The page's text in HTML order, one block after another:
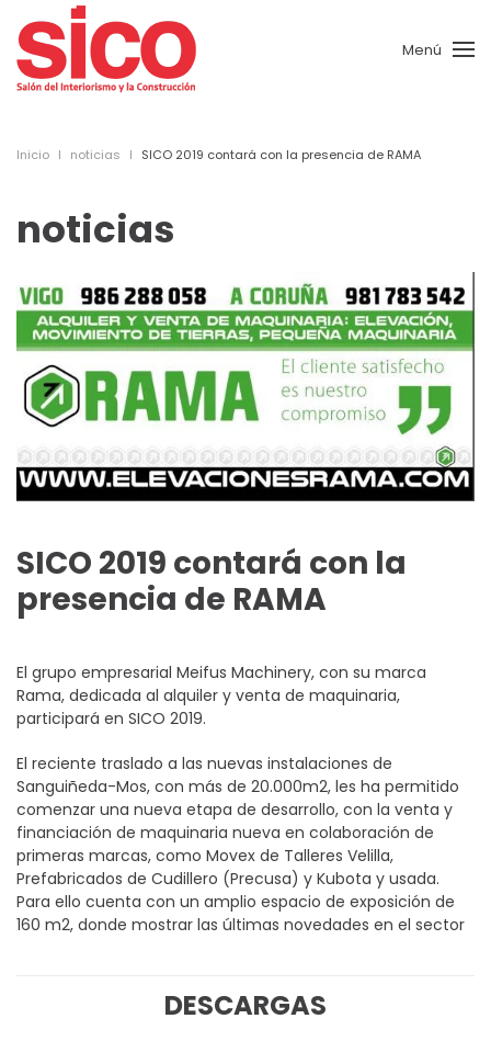
Skip to main content
Menú
Inicio noticias SICO 2019 contará con la presencia de RAMA
noticias
SICO 2019 contará con la
presencia de RAMA
El grupo empresarial Meifus Machinery, con su marca
Rama, dedicada al alquiler y venta de maquinaria,
participará en SICO 2019.
El reciente traslado a las nuevas instalaciones de
Sanguiñeda-Mos, con más de 20.000m2, les ha permitido
comenzar una nueva etapa de desarrollo, con la venta y
financiación de maquinaria nueva en colaboración de
primeras marcas, como Movex de Talleres Velilla,
Prefabricados de Cudillero (Precusa) y Kubota y usada.
Para ello cuenta con un amplio espacio de exposición de
160 m2, donde mostrar las últimas novedades en el sector
DESCARGAS